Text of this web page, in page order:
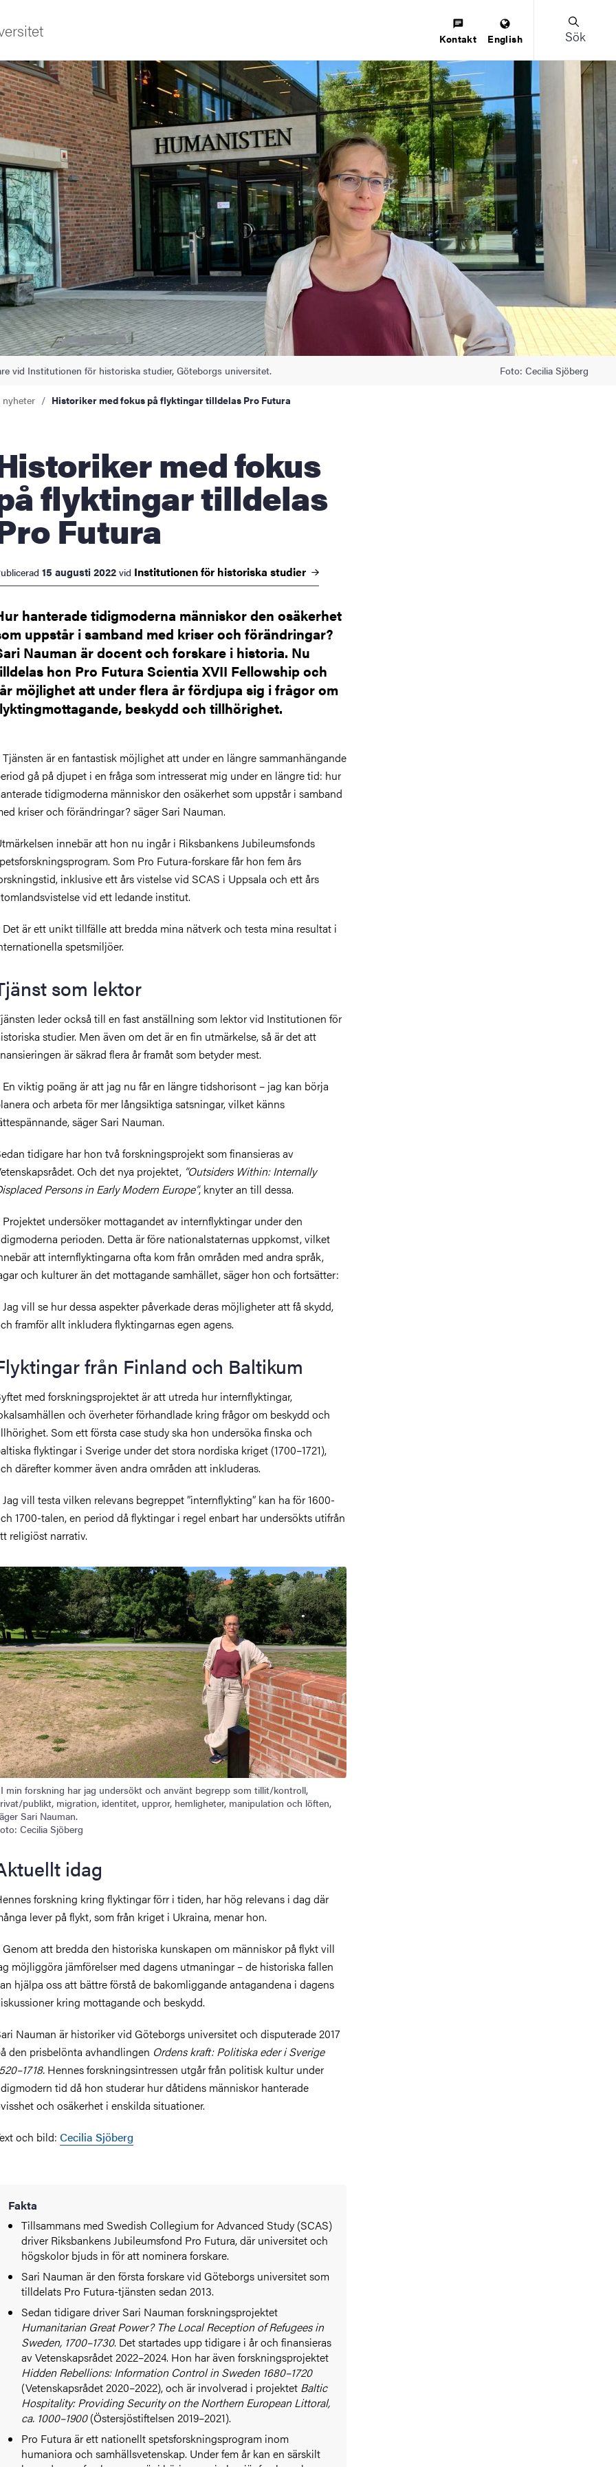
innovation
Kontakt English Sök
vid Institutionen för historiska studier, Göteborgs universitet. Foto: Cecilia Sjöberg
nyheter Historiker med fokus på flyktingar tilldelas Pro Futura
fokus
flyktingar tilldelas
Futura
15 augusti 2022 vid Institutionen för historiska studier
hanterade tidigmoderna människor den osäkerhet
uppstår i samband med kriser och förändringar?
Nauman är docent och forskare i historia. Nu
hon Pro Futura Scientia XVII Fellowship och
möjlighet att under flera år fördjupa sig i frågor om
beskydd och tillhörighet.
Tjänsten är en fantastisk möjlighet att under en längre sammanhängande
gå på djupet i en fråga som intresserat mig under en längre tid: hur
tidigmoderna människor den osäkerhet som uppstår i samband
kriser och förändringar? säger Sari Nauman.
innebär att hon nu ingår i Riksbankens Jubileumsfonds
Som Pro Futura-forskare får hon fem års
inklusive ett års vistelse vid SCAS i Uppsala och ett års
vid ett ledande institut.
Det är ett unikt tillfälle att bredda mina nätverk och testa mina resultat i
spetsmiljöer.
som lektor
leder också till en fast anställning som lektor vid Institutionen för
studier. Men även om det är en fin utmärkelse, så är det att
är säkrad flera år framåt som betyder mest.
En viktig poäng är att jag nu får en längre tidshorisont – jag kan börja
och arbeta för mer långsiktiga satsningar, vilket känns
säger Sari Nauman.
tidigare har hon två forskningsprojekt som finansieras av
Och det nya projektet, ”Outsiders Within: Internally
Persons in Early Modern Europe”, knyter an till dessa.
Projektet undersöker mottagandet av internflyktingar under den
perioden. Detta är före nationalstaternas uppkomst, vilket
att internflyktingarna ofta kom från områden med andra språk,
och kulturer än det mottagande samhället, säger hon och fortsätter:
Jag vill se hur dessa aspekter påverkade deras möjligheter att få skydd,
framför allt inkludera flyktingarnas egen agens.
från Finland och Baltikum
med forskningsprojektet är att utreda hur internflyktingar,
och överheter förhandlade kring frågor om beskydd och
Som ett första case study ska hon undersöka finska och
flyktingar i Sverige under det stora nordiska kriget (1700–1721),
därefter kommer även andra områden att inkluderas.
Jag vill testa vilken relevans begreppet ”internflykting” kan ha för 1600-
1700-talen, en period då flyktingar i regel enbart har undersökts utifrån
religiöst narrativ.
min forskning har jag undersökt och använt begrepp som tillit/kontroll,
publikt, migration, identitet, uppror, hemligheter, manipulation och löften,
Sari Nauman.
Cecilia Sjöberg
idag
forskning kring flyktingar förr i tiden, har hög relevans i dag där
lever på flykt, som från kriget i Ukraina, menar hon.
Genom att bredda den historiska kunskapen om människor på flykt vill
möjliggöra jämförelser med dagens utmaningar – de historiska fallen
hjälpa oss att bättre förstå de bakomliggande antagandena i dagens
kring mottagande och beskydd.
Nauman är historiker vid Göteborgs universitet och disputerade 2017
den prisbelönta avhandlingen Ordens kraft: Politiska eder i Sverige
Hennes forskningsintressen utgår från politisk kultur under
tid då hon studerar hur dåtidens människor hanterade
och osäkerhet i enskilda situationer.
och bild: Cecilia Sjöberg
Fakta
Tillsammans med Swedish Collegium for Advanced Study (SCAS)
driver Riksbankens Jubileumsfond Pro Futura, där universitet och
högskolor bjuds in för att nominera forskare.
Sari Nauman är den första forskare vid Göteborgs universitet som
tilldelats Pro Futura-tjänsten sedan 2013.
Sedan tidigare driver Sari Nauman forskningsprojektet
Humanitarian Great Power? The Local Reception of Refugees in
Sweden, 1700–1730. Det startades upp tidigare i år och finansieras
av Vetenskapsrådet 2022–2024. Hon har även forskningsprojektet
Hidden Rebellions: Information Control in Sweden 1680–1720
(Vetenskapsrådet 2020–2022), och är involverad i projektet Baltic
Hospitality: Providing Security on the Northern European Littoral,
ca. 1000–1900(Östersjöstiftelsen 2019–2021).
Pro Futura är ett nationellt spetsforskningsprogram inom
humaniora och samhällsvetenskap. Under fem år kan en särskilt